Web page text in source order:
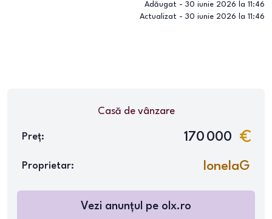
Adăugat - 30 iunie 2026 la 11:46
Actualizat - 30 iunie 2026 la 11:46
Casă de vânzare
Preț: 170 000
Proprietar: IonelaG
Vezi anunțul pe olx.ro